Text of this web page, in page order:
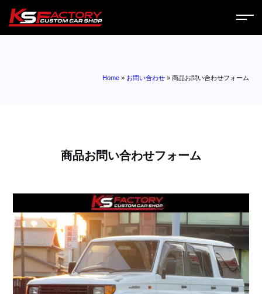
お問い合わせ
採用情報
Home » お問い合わせ »商品お問い合わせフォーム
商品お問い合わせフォーム